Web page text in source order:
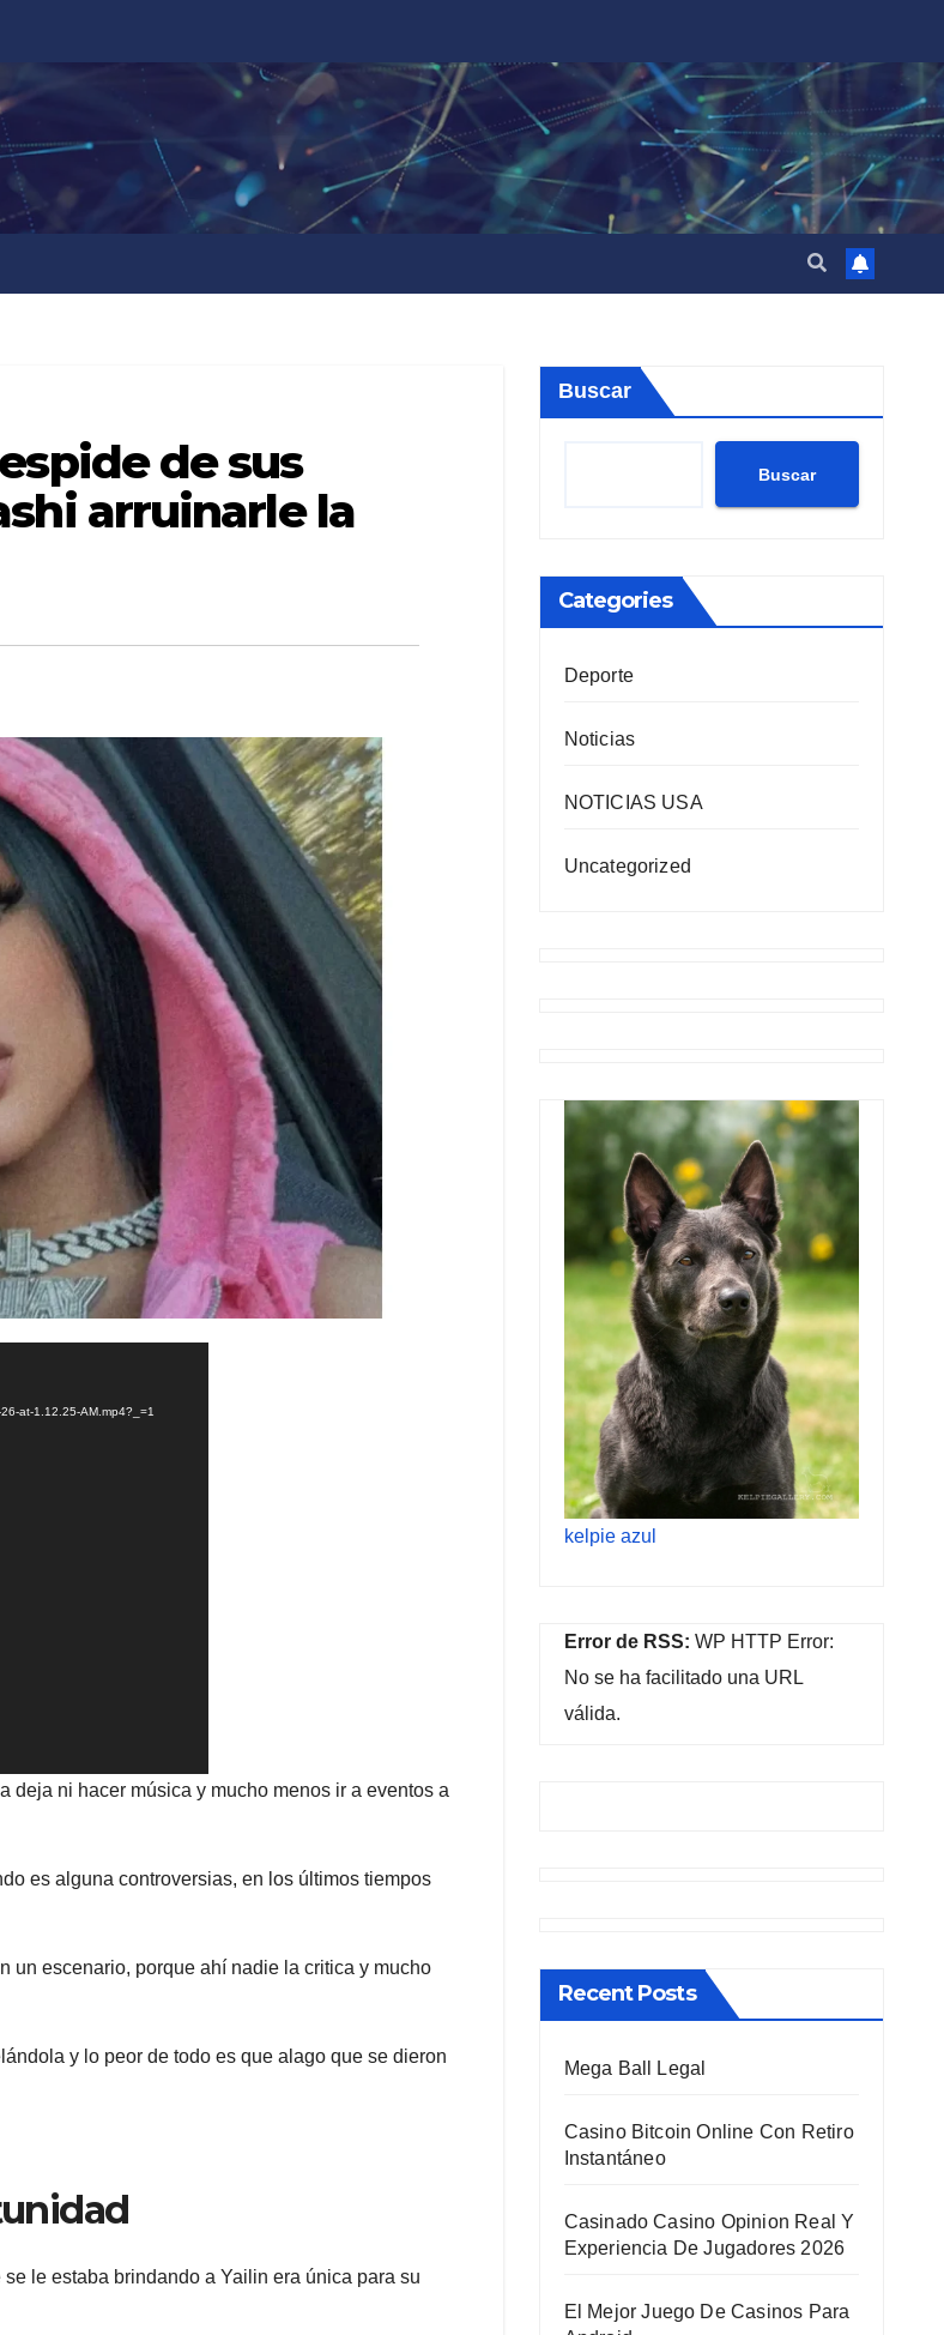
de sus
arruinarle la
at-1.12.25-AM.mp4?_=1
deja ni hacer música y mucho menos ir a eventos a
es alguna controversias, en los últimos tiempos
un escenario, porque ahí nadie la critica y mucho
y lo peor de todo es que alago que se dieron
le estaba brindando a Yailin era única para su
Buscar
Buscar
Categories
Deporte
Noticias
NOTICIAS USA
Uncategorized
kelpie azul
Error de RSS: WP HTTP Error:
No se ha facilitado una URL
válida.
Recent Posts
Mega Ball Legal
Casino Bitcoin Online Con Retiro
Instantáneo
Casinado Casino Opinion Real Y
Experiencia De Jugadores 2026
El Mejor Juego De Casinos Para